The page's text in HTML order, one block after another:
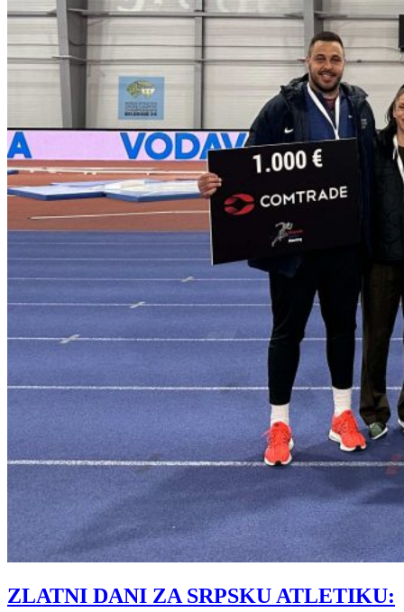
ZLATNI DANI ZA SRPSKU ATLETIKU: